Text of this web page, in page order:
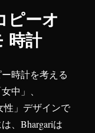
ピーオ
時計
時計を考える
中」、
性」デザインで
、Bhargariは